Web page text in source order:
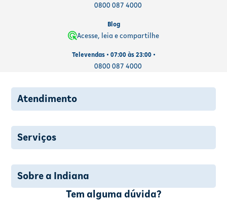
0800 087 4000
Blog
Acesse, leia e compartilhe
Televendas • 07:00 às 23:00 •
0800 087 4000
Atendimento
Serviços
Sobre a Indiana
Tem alguma dúvida?